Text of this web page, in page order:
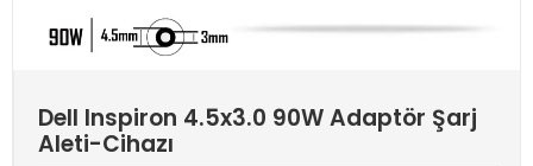
Dell Inspiron 4.5x3.0 90W Adaptör Şarj
Aleti-Cihazı